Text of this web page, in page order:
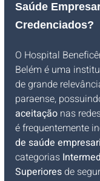
Saúde
Credenciados?
O Hospital
Belém é uma
de grande
paraense,
aceitação nas
é frequentemente
de saúde
categorias
Superiores de